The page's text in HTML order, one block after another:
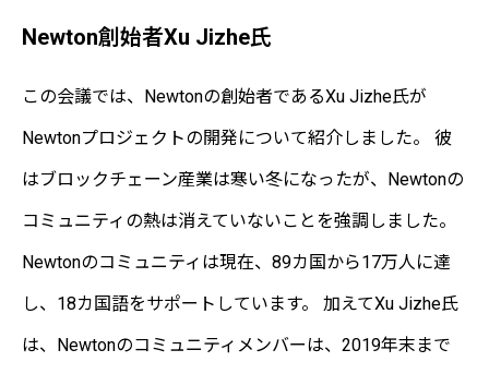
Newton創始者Xu Jizhe氏
この会議では、Newtonの創始者であるXu Jizhe氏が
Newtonプロジェクトの開発について紹介しました。 彼
はブロックチェーン産業は寒い冬になったが、Newtonの
コミュニティの熱は消えていないことを強調しました。
Newtonのコミュニティは現在、89カ国から17万人に達
し、18カ国語をサポートしています。 加えてXu Jizhe氏
は、Newtonのコミュニティメンバーは、2019年末まで